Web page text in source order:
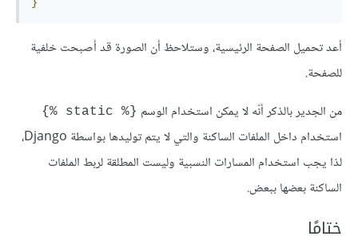
}
أعد تحميل الصفحة الرئيسية، وستلاحظ أن الصورة قد أصبحت خلفية
للصفحة.
من الجدير بالذكر أنّه لا يمكن استخدام الوسم {% static %}
استخدام داخل الملفات الساكنة والتي لا يتم توليدها بواسطة Django،
لذا يجب استخدام المسارات النسبية وليست المطلقة لربط الملفات
الساكنة بعضها ببعض.
ختامًا